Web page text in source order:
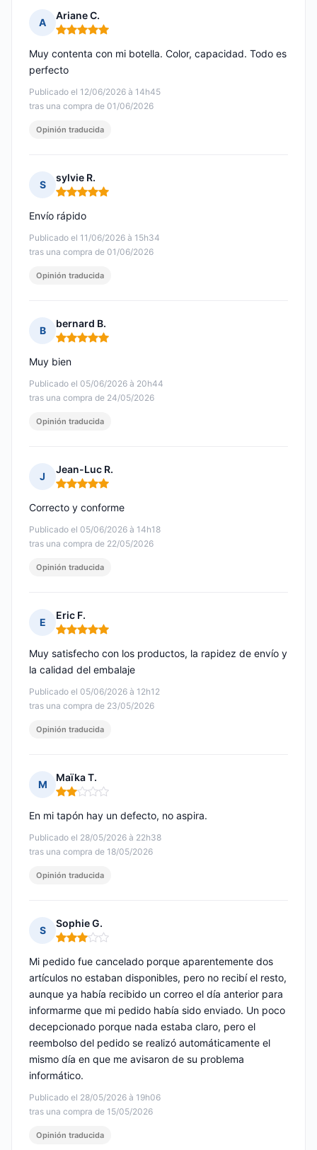
A
Ariane C.
Nota: 5 de 5
Publicado el 12/06/2026 à 14h45
tras una compra de 01/06/2026
Muy contenta con mi botella. Color, capacidad. Todo es
perfecto
Opinión traducida
S
sylvie R.
Nota: 5 de 5
Publicado el 11/06/2026 à 15h34
tras una compra de 01/06/2026
Envío rápido
Opinión traducida
B
bernard B.
Nota: 5 de 5
Publicado el 05/06/2026 à 20h44
tras una compra de 24/05/2026
Muy bien
Opinión traducida
J
Jean-Luc R.
Nota: 5 de 5
Publicado el 05/06/2026 à 14h18
tras una compra de 22/05/2026
Correcto y conforme
Opinión traducida
E
Eric F.
Nota: 5 de 5
Publicado el 05/06/2026 à 12h12
tras una compra de 23/05/2026
Muy satisfecho con los productos, la rapidez de envío y
la calidad del embalaje
Opinión traducida
M
Maïka T.
Nota: 2 de 5
Publicado el 28/05/2026 à 22h38
tras una compra de 18/05/2026
En mi tapón hay un defecto, no aspira.
Opinión traducida
S
Sophie G.
Nota: 3 de 5
Publicado el 28/05/2026 à 19h06
tras una compra de 15/05/2026
Mi pedido fue cancelado porque aparentemente dos
artículos no estaban disponibles, pero no recibí el resto,
aunque ya había recibido un correo el día anterior para
informarme que mi pedido había sido enviado. Un poco
decepcionado porque nada estaba claro, pero el
reembolso del pedido se realizó automáticamente el
mismo día en que me avisaron de su problema
informático.
Opinión traducida